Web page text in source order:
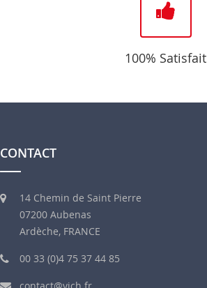
100% Satisfait
CONTACT
14 Chemin de Saint Pierre
07200 Aubenas
Ardèche, FRANCE
00 33 (0)4 75 37 44 85